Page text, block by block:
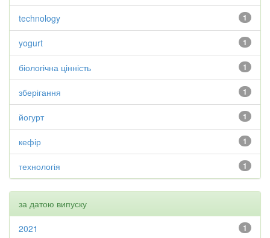
1
technology
1
yogurt
1
біологічна цінність
1
зберігання
1
йогурт
1
кефір
1
технологія
за датою випуску
1
2021